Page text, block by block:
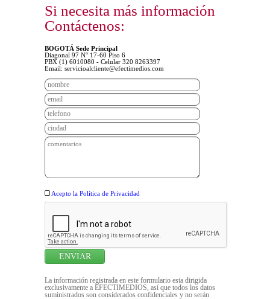
Si necesita más información
Contáctenos:
BOGOTÁ Sede Principal
Diagonal 97 N° 17-60 Piso 6
PBX (1) 6010080 - Celular 320 8263397
Email: servicioalcliente@efectimedios.com
Acepto la Política de Privacidad
La información registrada en este formulario esta dirigida
exclusivamente a EFECTIMEDIOS, así que todos los datos
suministrados son considerados confidenciales y no serán